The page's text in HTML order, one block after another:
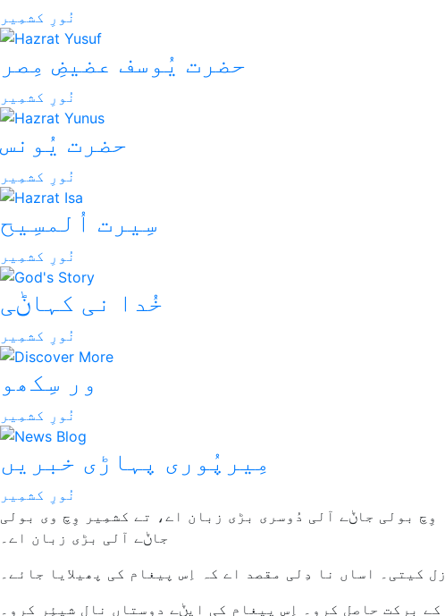
نُورِ کشمِیر
حضرت یُوسف عضیضِ مِصر
نُورِ کشمِیر
حضرت یُونس
نُورِ کشمِیر
سِیرت اُلمسِیح
نُورِ کشمِیر
خُدا نی کہاݨی
نُورِ کشمِیر
ور سِکھو
نُورِ کشمِیر
مِیرپُوری پہاڑی خبریں
نُورِ کشمِیر
بولی جاݨے آلی دُوسری بڑی زبان اے، تے کشمِیر وِچ وی بولی
جاݨے آلی بڑی زبان اے۔
کیتی۔ اساں نا دِلی مقصد اے کہ اِس پیغام کی پھیلایا جائے۔
برکت حاصل کرو۔ اِس پیغام کی اپݨے دوستاں نال شیئِر کرو۔